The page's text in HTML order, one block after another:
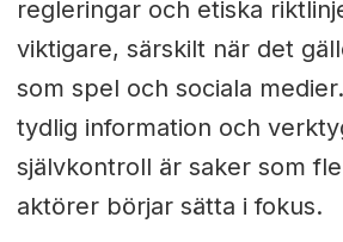
regleringar och etiska
viktigare, särskilt när det
som spel och sociala
tydlig information och
självkontroll är saker som
aktörer börjar sätta i fokus.